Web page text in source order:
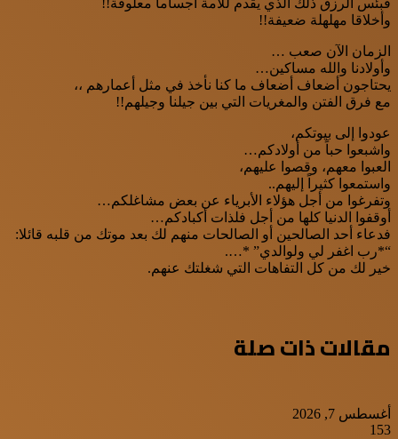
فبئس الرزق ذلك الذي يقدم للأمة أجساما معلوفة!!
وأخلاقا مهلهلة ضعيفة!!
الزمان الآن صعب …
وأولادنا والله مساكين…
يحتاجون أضعاف أضعاف ما كنا نأخذ في مثل أعمارهم ،،
مع فرق الفتن والمغريات التي بين جيلنا وجيلهم!!
عودوا إلى بيوتكم،
واشبعوا حباً من أولادكم…
العبوا معهم، وقصوا عليهم،
واستمعوا كثيراً إليهم..
وتفرغوا من أجل هؤلاء الأبرياء عن بعض مشاغلكم…
أوقفوا الدنيا كلها من أجل فلذات أكبادكم…
فدعاء أحد الصالحين أو الصالحات منهم لك بعد موتك من قلبه قائلا:
“*رب اغفر لي ولوالدي” *….
خير لك من كل التفاهات التي شغلتك عنهم.
مقالات ذات صلة
أغسطس 7, 2026
153